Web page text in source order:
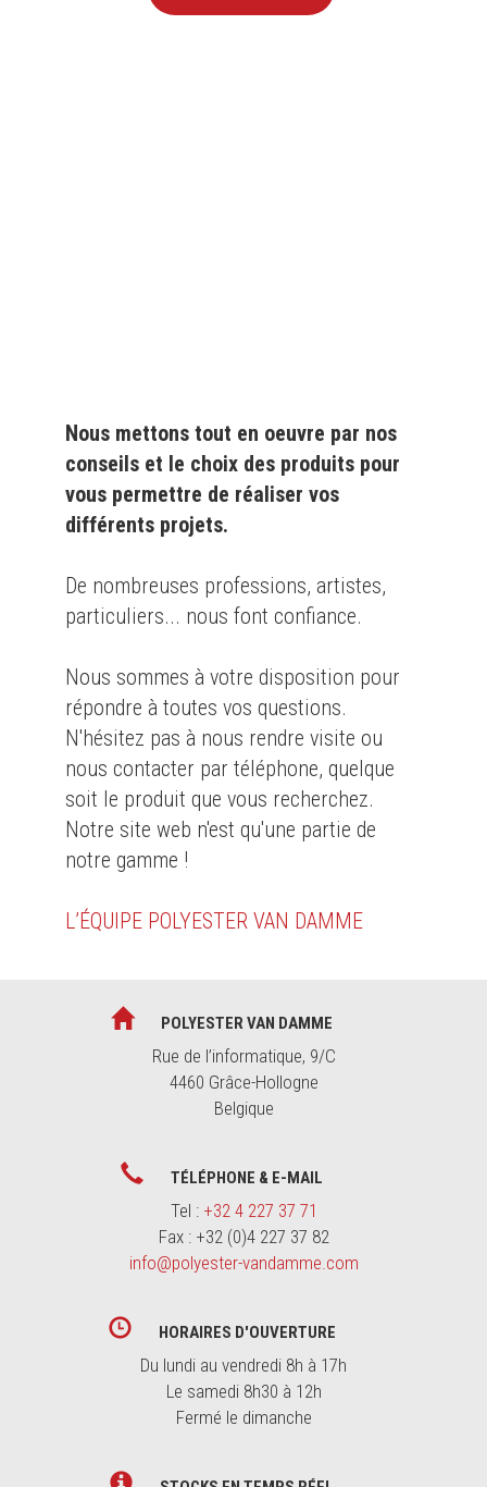
Nous mettons tout en oeuvre par nos
conseils et le choix des produits pour
vous permettre de réaliser vos
différents projets.
De nombreuses professions, artistes,
particuliers... nous font confiance.
Nous sommes à votre disposition pour
répondre à toutes vos questions.
N'hésitez pas à nous rendre visite ou
nous contacter par téléphone, quelque
soit le produit que vous recherchez.
Notre site web n'est qu'une partie de
notre gamme !
L’ÉQUIPE POLYESTER VAN DAMME
POLYESTER VAN DAMME
Rue de l’informatique, 9/C
4460 Grâce-Hollogne
Belgique
TÉLÉPHONE & E-MAIL
Tel : +32 4 227 37 71
Fax : +32 (0)4 227 37 82
info@polyester-vandamme.com
HORAIRES D'OUVERTURE
Du lundi au vendredi 8h à 17h
Le samedi 8h30 à 12h
Fermé le dimanche